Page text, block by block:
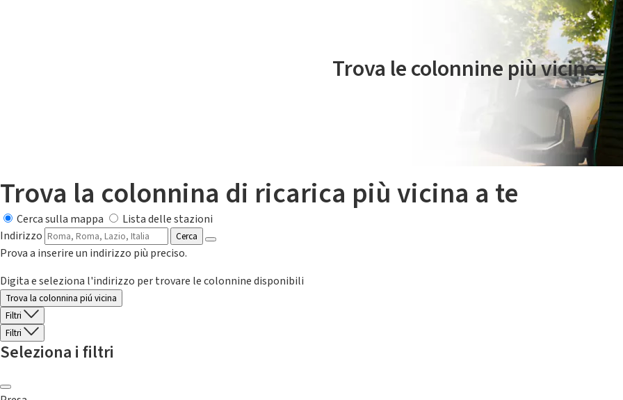
Trova le colonnine più vicine.
Trova la colonnina di ricarica più vicina a te
Cerca sulla mappa
Lista delle stazioni
Indirizzo
Cerca
Prova a inserire un indirizzo più preciso.
Digita e seleziona l'indirizzo per trovare le colonnine disponibili
Trova la colonnina piú vicina
Filtri
Filtri
Seleziona i filtri